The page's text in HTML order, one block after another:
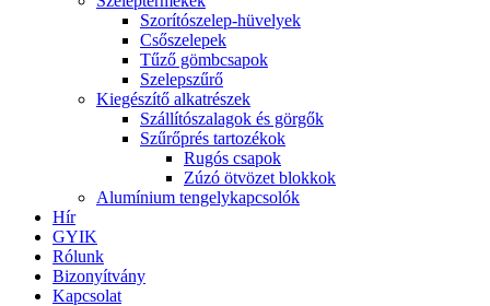
Szorítószelep-hüvelyek
Csőszelepek
Tűző gömbcsapok
Szelepszűrő
Kiegészítő alkatrészek
Szállítószalagok és görgők
Szűrőprés tartozékok
Rugós csapok
Zúzó ötvözet blokkok
Alumínium tengelykapcsolók
Hír
GYIK
Rólunk
Bizonyítvány
Kapcsolat